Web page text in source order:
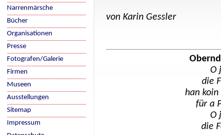
von Karin Gessler
O
die
han koin
für a
O
die
Narrenmärsche
Bücher
Organisationen
Presse
Fotografen/Galerie
Firmen
Museen
Ausstellungen
Sitemap
Impressum